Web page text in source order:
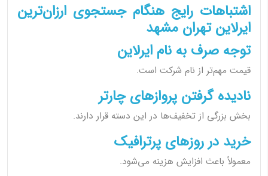
اشتباهات رایج هنگام جستجوی ارزان‌ترین
ایرلاین تهران مشهد
توجه صرف به نام ایرلاین
قیمت مهم‌تر از نام شرکت است.
نادیده گرفتن پروازهای چارتر
بخش بزرگی از تخفیف‌ها در این دسته قرار دارند.
خرید در روزهای پرترافیک
معمولاً باعث افزایش هزینه می‌شود.